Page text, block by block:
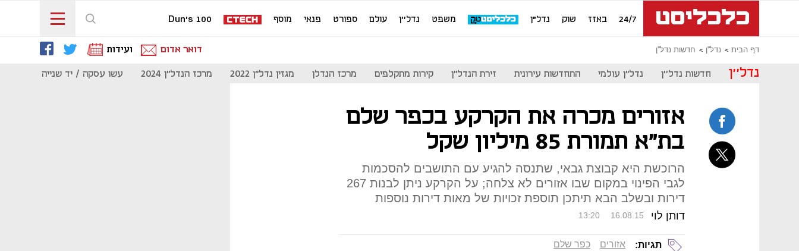
24/7 באזז שוק נדל"ן משפט נדל''ן עולם ספורט פנאי מוסף Dun's 100
דף הבית נדל''ן חדשות נדל''ן דואר אדום ועידות
נדל''ן חדשות נדל''ן נדל"ן עולמי התחדשות עירונית זירת הנדל"ן קירות מתקלפים מרכז הנדלן מגזין נדל"ן 2022 מרכז הנדל"ן 2024 עשו עסקה / יד שנייה
אזורים מכרה את הקרקע בכפר שלם
בת"א תמורת 85 מיליון שקל
הרוכשת היא קבוצת גבאי, שתנסה להגיע עם התושבים להסכמות
לגבי הפינוי במקום שבו אזורים לא צלחה; על הקרקע ניתן לבנות 267
דירות ובשלב הבא תיתכן תוספת זכויות של מאות דירות נוספות
דותן לוי 13:20 16.08.15
תגיות: אזורים כפר שלם